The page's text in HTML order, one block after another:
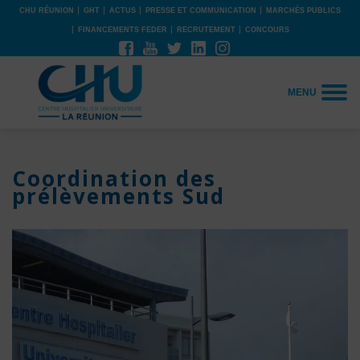
CHU RÉUNION GHT ACTUS PRESSE ET COMMUNICATION MARCHÉS PUBLICS
FINANCEMENTS FEDER RECRUTEMENT CONCOURS
MENU
Coordination des
prélèvements Sud